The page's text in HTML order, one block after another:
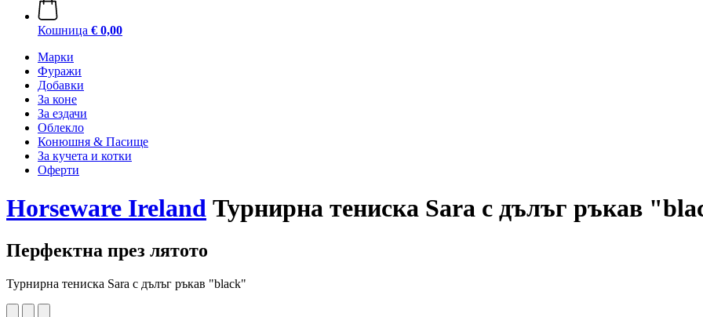
Кошница € 0,00
Марки
Фуражи
Добавки
За коне
За ездачи
Облекло
Конюшня & Пасище
За кучета и котки
Оферти
Horseware Ireland Турнирна тениска Sara с дълъг ръкав
Перфектна през лятото
Турнирна тениска Sara с дълъг ръкав "black"